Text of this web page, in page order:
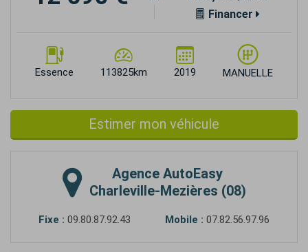
Essence 113825km 2019 MANUELLE
Financer
Estimer mon véhicule
Agence AutoEasy
Charleville-Mezières (08)
Fixe : 09.80.87.92.43 Mobile : 07.82.56.97.96